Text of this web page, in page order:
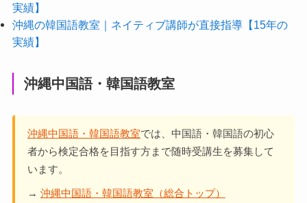
実績】
沖縄の韓国語教室｜ネイティブ講師が直接指導【15年の
実績】
沖縄中国語・韓国語教室
沖縄中国語・韓国語教室では、中国語・韓国語の初心
者から検定合格を目指す方まで随時受講生を募集して
います。
→ 沖縄中国語・韓国語教室（総合トップ）